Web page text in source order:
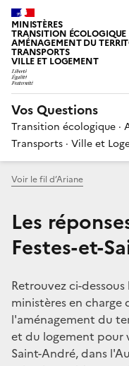
MINISTÈRES
TRANSITION ÉCOLOGIQUE
AMÉNAGEMENT DU
TRANSPORTS
VILLE ET LOGEMENT
Vos Questions
Transition écologique ·
Transports · Ville et
Voir le fil d’Ariane
Les
Festes-et-
Retrouvez ci-
ministères en
l'aménagement du
et du logement pour
Saint-André, dans